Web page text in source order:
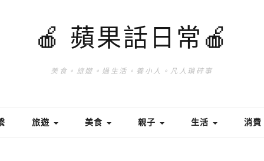
🍎 蘋果話日常🍎
美食。旅遊。過生活。養小人。凡人瑣碎事
旅遊 美食 親子 生活 消費